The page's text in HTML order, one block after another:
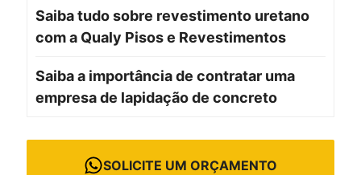
Saiba tudo sobre revestimento uretano
com a Qualy Pisos e Revestimentos
Saiba a importância de contratar uma
empresa de lapidação de concreto
SOLICITE UM ORÇAMENTO